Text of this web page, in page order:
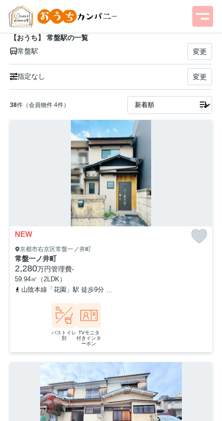
【おうち】 常盤駅の一覧
常盤駅
変更
指定なし 変更
38件（会員物件 4件）
NEW
京都市右京区常盤一ノ井町
常盤一ノ井町
2,280万円管理費-
59.94㎡（2LDK）
山陰本線「花園」駅 徒歩9分
バストイレ
別
TVモニタ
付きインタ
ーホン